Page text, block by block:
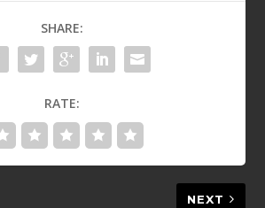
SHARE:
RATE:
NEXT